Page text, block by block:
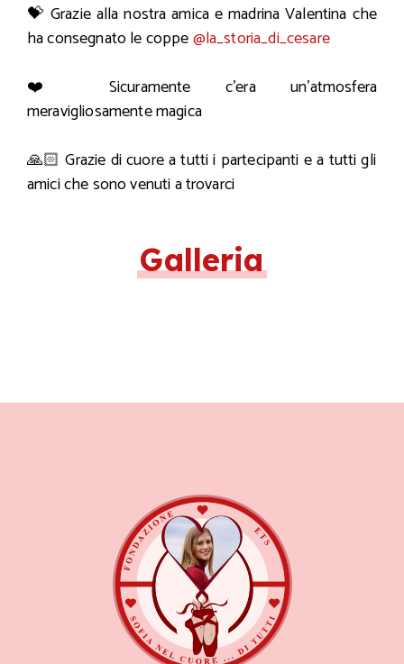
💝 Grazie alla nostra amica e madrina Valentina che
ha consegnato le coppe@la_storia_di_cesare
❤️ Sicuramente c’era un’atmosfera
meravigliosamente magica
🙏🏻 Grazie di cuore a tutti i partecipanti e a tutti gli
amici che sono venuti a trovarci
Galleria